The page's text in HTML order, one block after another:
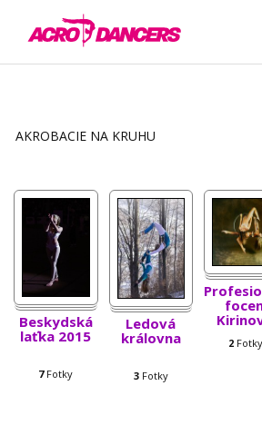
AKROBACIE NA KRUHU
Beskydská
laťka 2015
7Fotky
Ledová
královna
3Fotky
2 Fotky